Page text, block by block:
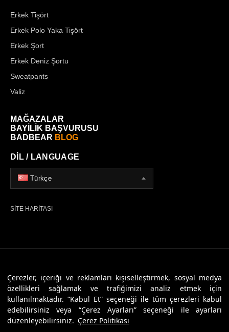
Çerezler, içeriği ve reklamları kişiselleştirmek, sosyal medya
özellikleri sağlamak ve trafiğimizi analiz etmek için
kullanılmaktadır. “Kabul Et” seçeneği ile tüm çerezleri kabul
edebilirsiniz veya “Çerez Ayarları” seçeneği ile ayarları
düzenleyebilirsiniz. Çerez Politikası
Erkek Tişört
Erkek Polo Yaka Tişört
Erkek Şort
Erkek Deniz Şortu
Sweatpants
Valiz
MAĞAZALAR
BAYİLİK BAŞVURUSU
BADBEAR BLOG
DİL / LANGUAGE
Türkçe
SİTE HARİTASI